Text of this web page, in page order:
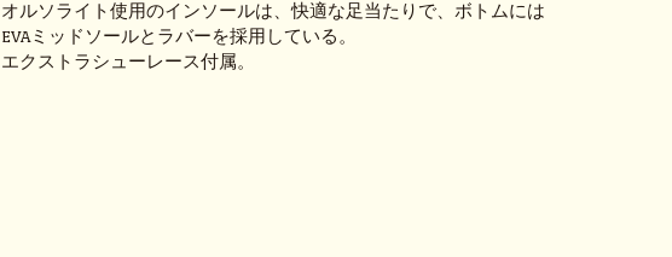
オルソライト使用のインソールは、快適な足当たりで、ボトムには
EVAミッドソールとラバーを採用している。
エクストラシューレース付属。